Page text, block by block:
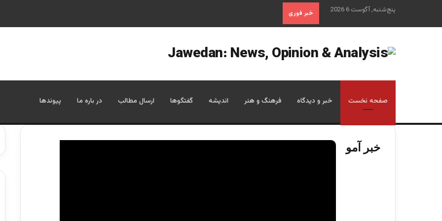
پنج‌شنبه, آگوست 6 2026 خبر فوری
صفحه نخست خبر و دیدگاه فرهنگ و هنر اندیشه گفتگوها ارسال مطالب در باره ما پیوندها
خبر آمو